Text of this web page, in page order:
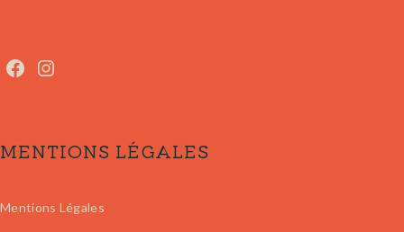
Facebook
Instagram
MENTIONS LÉGALES
Mentions Légales